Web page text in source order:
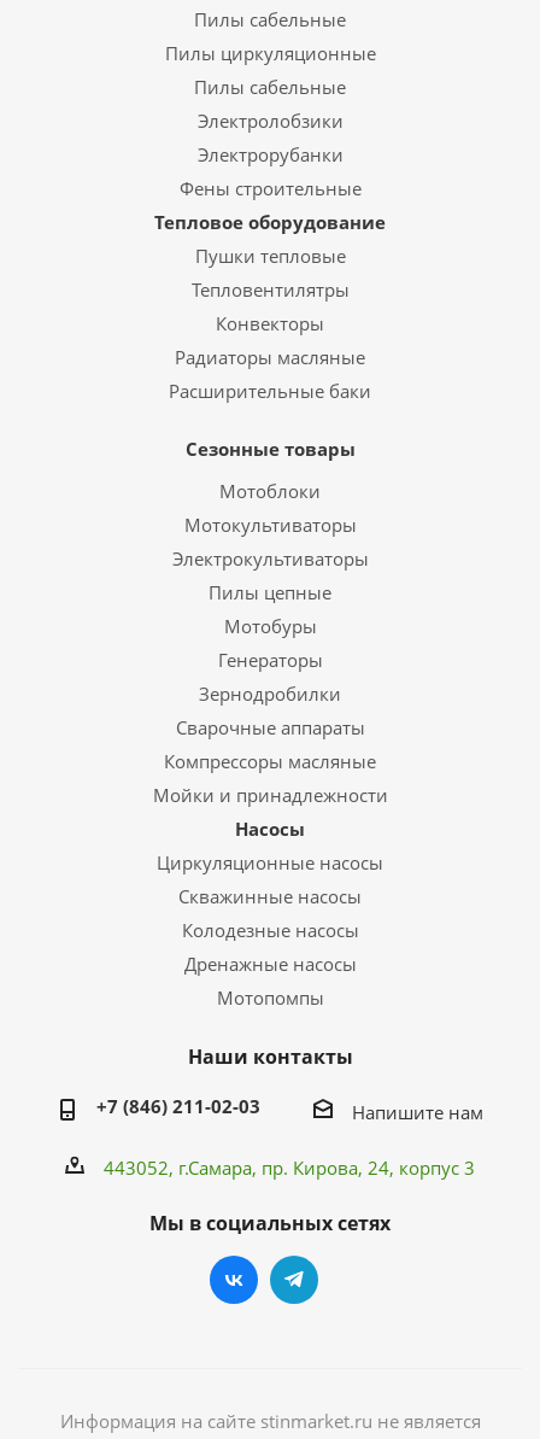
Пилы сабельные
Пилы циркуляционные
Пилы сабельные
Электролобзики
Электрорубанки
Фены строительные
Тепловое оборудование
Пушки тепловые
Тепловентилятры
Конвекторы
Радиаторы масляные
Расширительные баки
Сезонные товары
Мотоблоки
Мотокультиваторы
Электрокультиваторы
Пилы цепные
Мотобуры
Генераторы
Зернодробилки
Сварочные аппараты
Компрессоры масляные
Мойки и принадлежности
Насосы
Циркуляционные насосы
Скважинные насосы
Колодезные насосы
Дренажные насосы
Мотопомпы
Наши контакты
+7 (846) 211-02-03 Напишите нам
443052, г.Самара, пр. Кирова, 24, корпус 3
Мы в социальных сетях
Информация на сайте stinmarket.ru не является